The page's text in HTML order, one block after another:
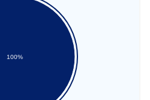
100%